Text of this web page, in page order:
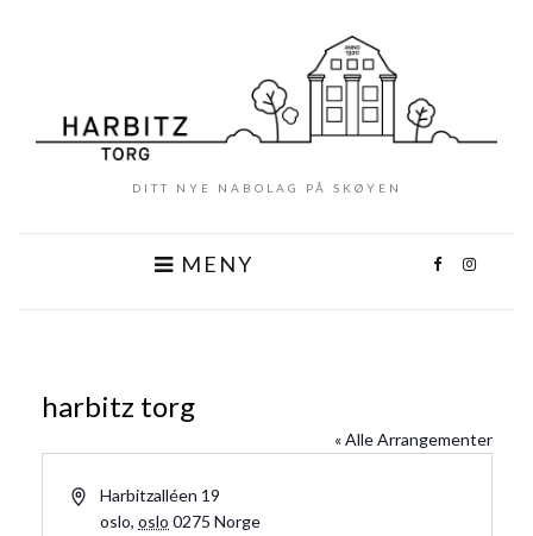
DITT NYE NABOLAG PÅ SKØYEN
MENY
harbitz torg
« Alle Arrangementer
AddressHarbitzalléen 19
oslo, oslo 0275 Norge